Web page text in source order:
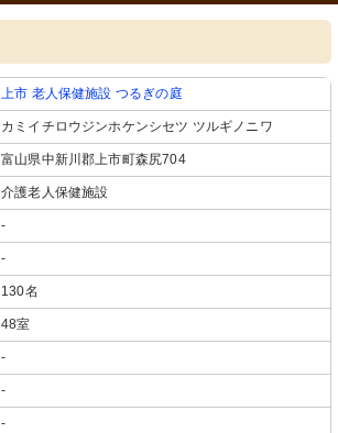
上市 老人保健施設 つるぎの庭
カミイチロウジンホケンシセツ ツルギノニワ
富山県中新川郡上市町森尻704
介護老人保健施設
-
-
130名
48室
-
-
-